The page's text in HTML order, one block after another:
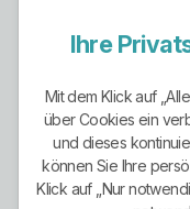
Der
100 %
schon die
klar für eine grün
Das ist ein
Ihre
Mit dem Klick auf
über Cookies ein
und dieses
können Sie Ihre
Klick auf „Nur